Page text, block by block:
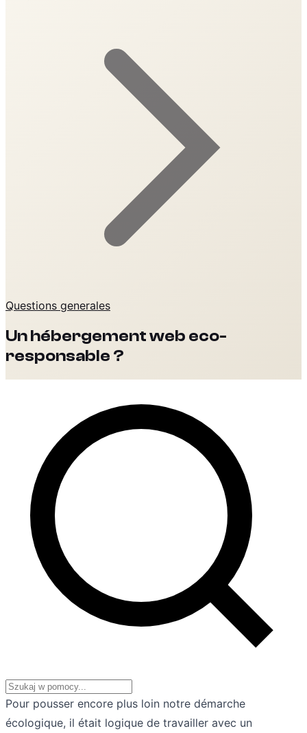
Questions generales
Un hébergement web eco-
responsable ?
Pour pousser encore plus loin notre démarche
écologique, il était logique de travailler avec un